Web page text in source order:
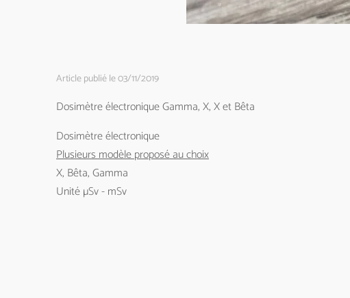
Article publié le 03/11/2019
Dosimètre électronique Gamma, X, X et Bêta
Dosimètre électronique
Plusieurs modèle proposé au choix
X, Bêta, Gamma
Unité µSv - mSv